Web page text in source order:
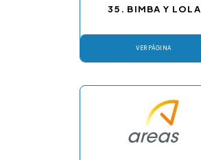
VER PÁGINA
35. BIMBA Y LOLA